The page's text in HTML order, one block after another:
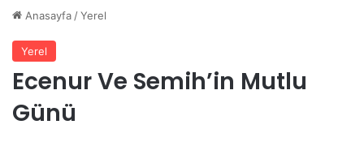
Anasayfa /Yerel
Yerel
Ecenur Ve Semih’in Mutlu
Günü